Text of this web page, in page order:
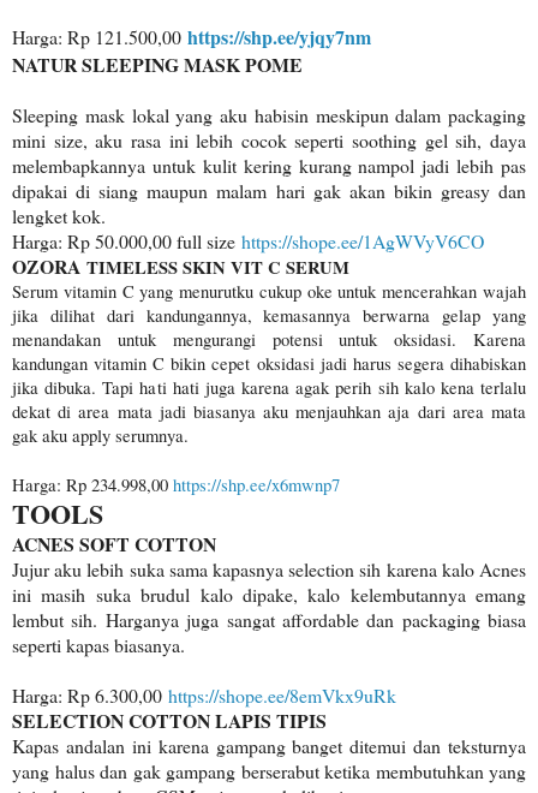
Harga: Rp 121.500,00 https://shp.ee/yjqy7nm
NATUR SLEEPING MASK POME
Sleeping mask lokal yang aku habisin meskipun dalam packaging
mini size, aku rasa ini lebih cocok seperti soothing gel sih, daya
melembapkannya untuk kulit kering kurang nampol jadi lebih pas
dipakai di siang maupun malam hari gak akan bikin greasy dan
lengket kok.
Harga: Rp 50.000,00 full size https://shope.ee/1AgWVyV6CO
OZORA TIMELESS SKIN VIT C SERUM
Serum vitamin C yang menurutku cukup oke untuk mencerahkan wajah
jika dilihat dari kandungannya, kemasannya berwarna gelap yang
menandakan untuk mengurangi potensi untuk oksidasi. Karena
kandungan vitamin C bikin cepet oksidasi jadi harus segera dihabiskan
jika dibuka. Tapi hati hati juga karena agak perih sih kalo kena terlalu
dekat di area mata jadi biasanya aku menjauhkan aja dari area mata
gak aku apply serumnya.
Harga: Rp 234.998,00 https://shp.ee/x6mwnp7
TOOLS
ACNES SOFT COTTON
Jujur aku lebih suka sama kapasnya selection sih karena kalo Acnes
ini masih suka brudul kalo dipake, kalo kelembutannya emang
lembut sih. Harganya juga sangat affordable dan packaging biasa
seperti kapas biasanya.
Harga: Rp 6.300,00 https://shope.ee/8emVkx9uRk
SELECTION COTTON LAPIS TIPIS
Kapas andalan ini karena gampang banget ditemui dan teksturnya
yang halus dan gak gampang berserabut ketika membutuhkan yang